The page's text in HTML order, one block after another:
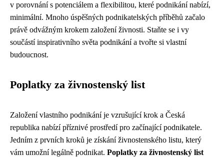
v porovnání s potenciálem a flexibilitou, které podnikání nabízí,
minimální. Mnoho úspěšných podnikatelských příběhů začalo
právě odvážným krokem založení živnosti. Staňte se i vy
součástí inspirativního světa podnikání a tvořte si vlastní
budoucnost.
Poplatky za živnostenský list
Založení vlastního podnikání je vzrušující krok a Česká
republika nabízí příznivé prostředí pro začínající podnikatele.
Jedním z prvních kroků je získání živnostenského listu, který
vám umožní legálně podnikat. Poplatky za živnostenský list